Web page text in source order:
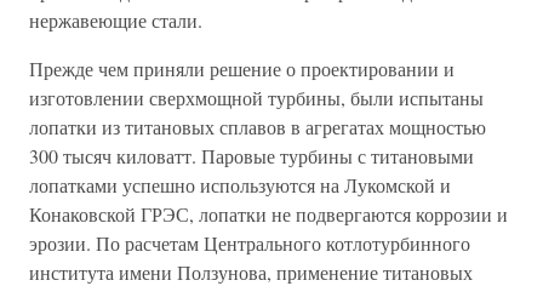
нержавеющие стали.
Прежде чем приняли решение о проектировании и
изготовлении сверхмощной турбины, были испытаны
лопатки из титановых сплавов в агрегатах мощностью
300 тысяч киловатт. Паровые турбины с титановыми
лопатками успешно используются на Лукомской и
Конаковской ГРЭС, лопатки не подвергаются коррозии и
эрозии. По расчетам Центрального котлотурбинного
института имени Ползунова, применение титановых